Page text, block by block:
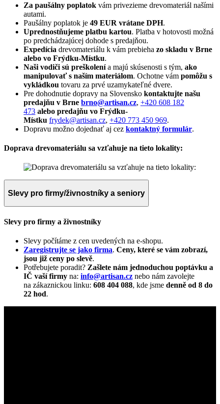
Za paušálny poplatok vám privezieme drevomateriál našími
autami.
Paušálny poplatok je 49 EUR vrátane DPH.
Uprednostňujeme platbu kartou. Platba v hotovosti možná
po predchádzajúcej dohode s predajňou.
Expedícia drevomateriálu k vám prebieha zo skladu v Brne
alebo vo Frýdku-Místku.
Naši vodiči sú preškolenía majú skúsenosti s tým, ako
manipulovať s naším materiálom. Ochotne vám pomôžu s
vykládkou tovaru za prvé uzamykateľné dvere.
Pre dohodnutie dopravy na Slovensko kontaktujte našu
predajňu v Brne brno@artisan.cz, +420 608 182
473 alebo predajňu vo Frýdku-
Místku frydek@artisan.cz, +420 773 450 969.
Dopravu možno dojednať aj cez kontaktný formulár.
Doprava drevomateriálu sa vzťahuje na tieto lokality:
Slevy pro firmy/živnostníky a seniory
Slevy pro firmy a živnostníky
Slevy počítáme z cen uvedených na e-shopu.
Zaregistrujte se jako firma. Ceny, které se vám zobrazí,
jsou již ceny po slevě.
Potřebujete poradit? Zašlete nám jednoduchou poptávku a
IČ vaší firmy na: info@artisan.cz nebo nám zavolejte
na zákaznickou linku: 608 404 088, kde jsme denně od 8 do
22 hod.